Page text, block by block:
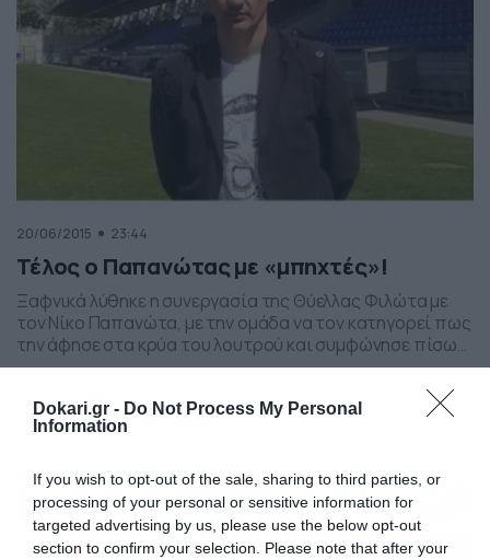
Dokari.gr - Do Not Process My Personal
Information
If you wish to opt-out of the sale, sharing to third parties, or
processing of your personal or sensitive information for
targeted advertising by us, please use the below opt-out
section to confirm your selection. Please note that after your
20/06/2015 23:44
Τέλος ο Παπανώτας με «μπηχτές»!
Ξαφνικά λύθηκε η συνεργασία της Θύελλας Φιλώτα με
τον Νίκο Παπανώτα, με την ομάδα να τον κατηγορεί πως
την άφησε στα κρύα του λουτρού και συμφώνησε πίσω
απ’ την πλάτη της με την Κρύα Βρύση! Η ανακοίνωση: Το
Δ.Σ. της Θύελλας Φιλώτα ανακοινώνει πως σταμάτησε η
συνεργασία της ομάδας με τον Νίκο Παπανώτα. Η
απόφαση […]